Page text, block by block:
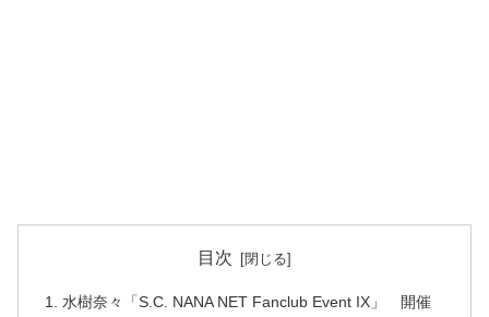
目次
水樹奈々「S.C. NANA NET Fanclub Event IX」 開催